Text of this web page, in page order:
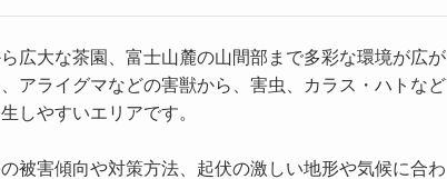
広大な茶園、富士山麓の山間部まで多彩な環境が広が
アライグマなどの害獣から、害虫、カラス・ハトなど
しやすいエリアです。
被害傾向や対策方法、起伏の激しい地形や気候に合わ